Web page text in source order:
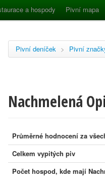
a hospody Pivní mapa
Pivní deníček > Pivní
Nachmelená
Průměrné hodnocení za
Celkem vypitých piv
Počet hospod, kde mají